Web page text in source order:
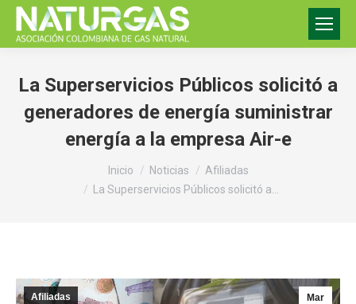
La Superservicios Públicos solicitó a
generadores de energía suministrar
energía a la empresa Air-e
Inicio Noticias
Afiliadas
La Superservicios Públicos solicitó a…
Mar
Afiliadas